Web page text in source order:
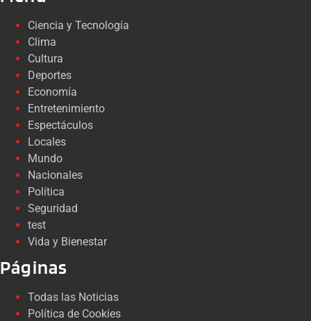
Ciencia y Tecnología
Clima
Cultura
Deportes
Economía
Entretenimiento
Espectáculos
Locales
Mundo
Nacionales
Política
Seguridad
test
Vida y Bienestar
Páginas
Todas las Noticias
Política de Cookies